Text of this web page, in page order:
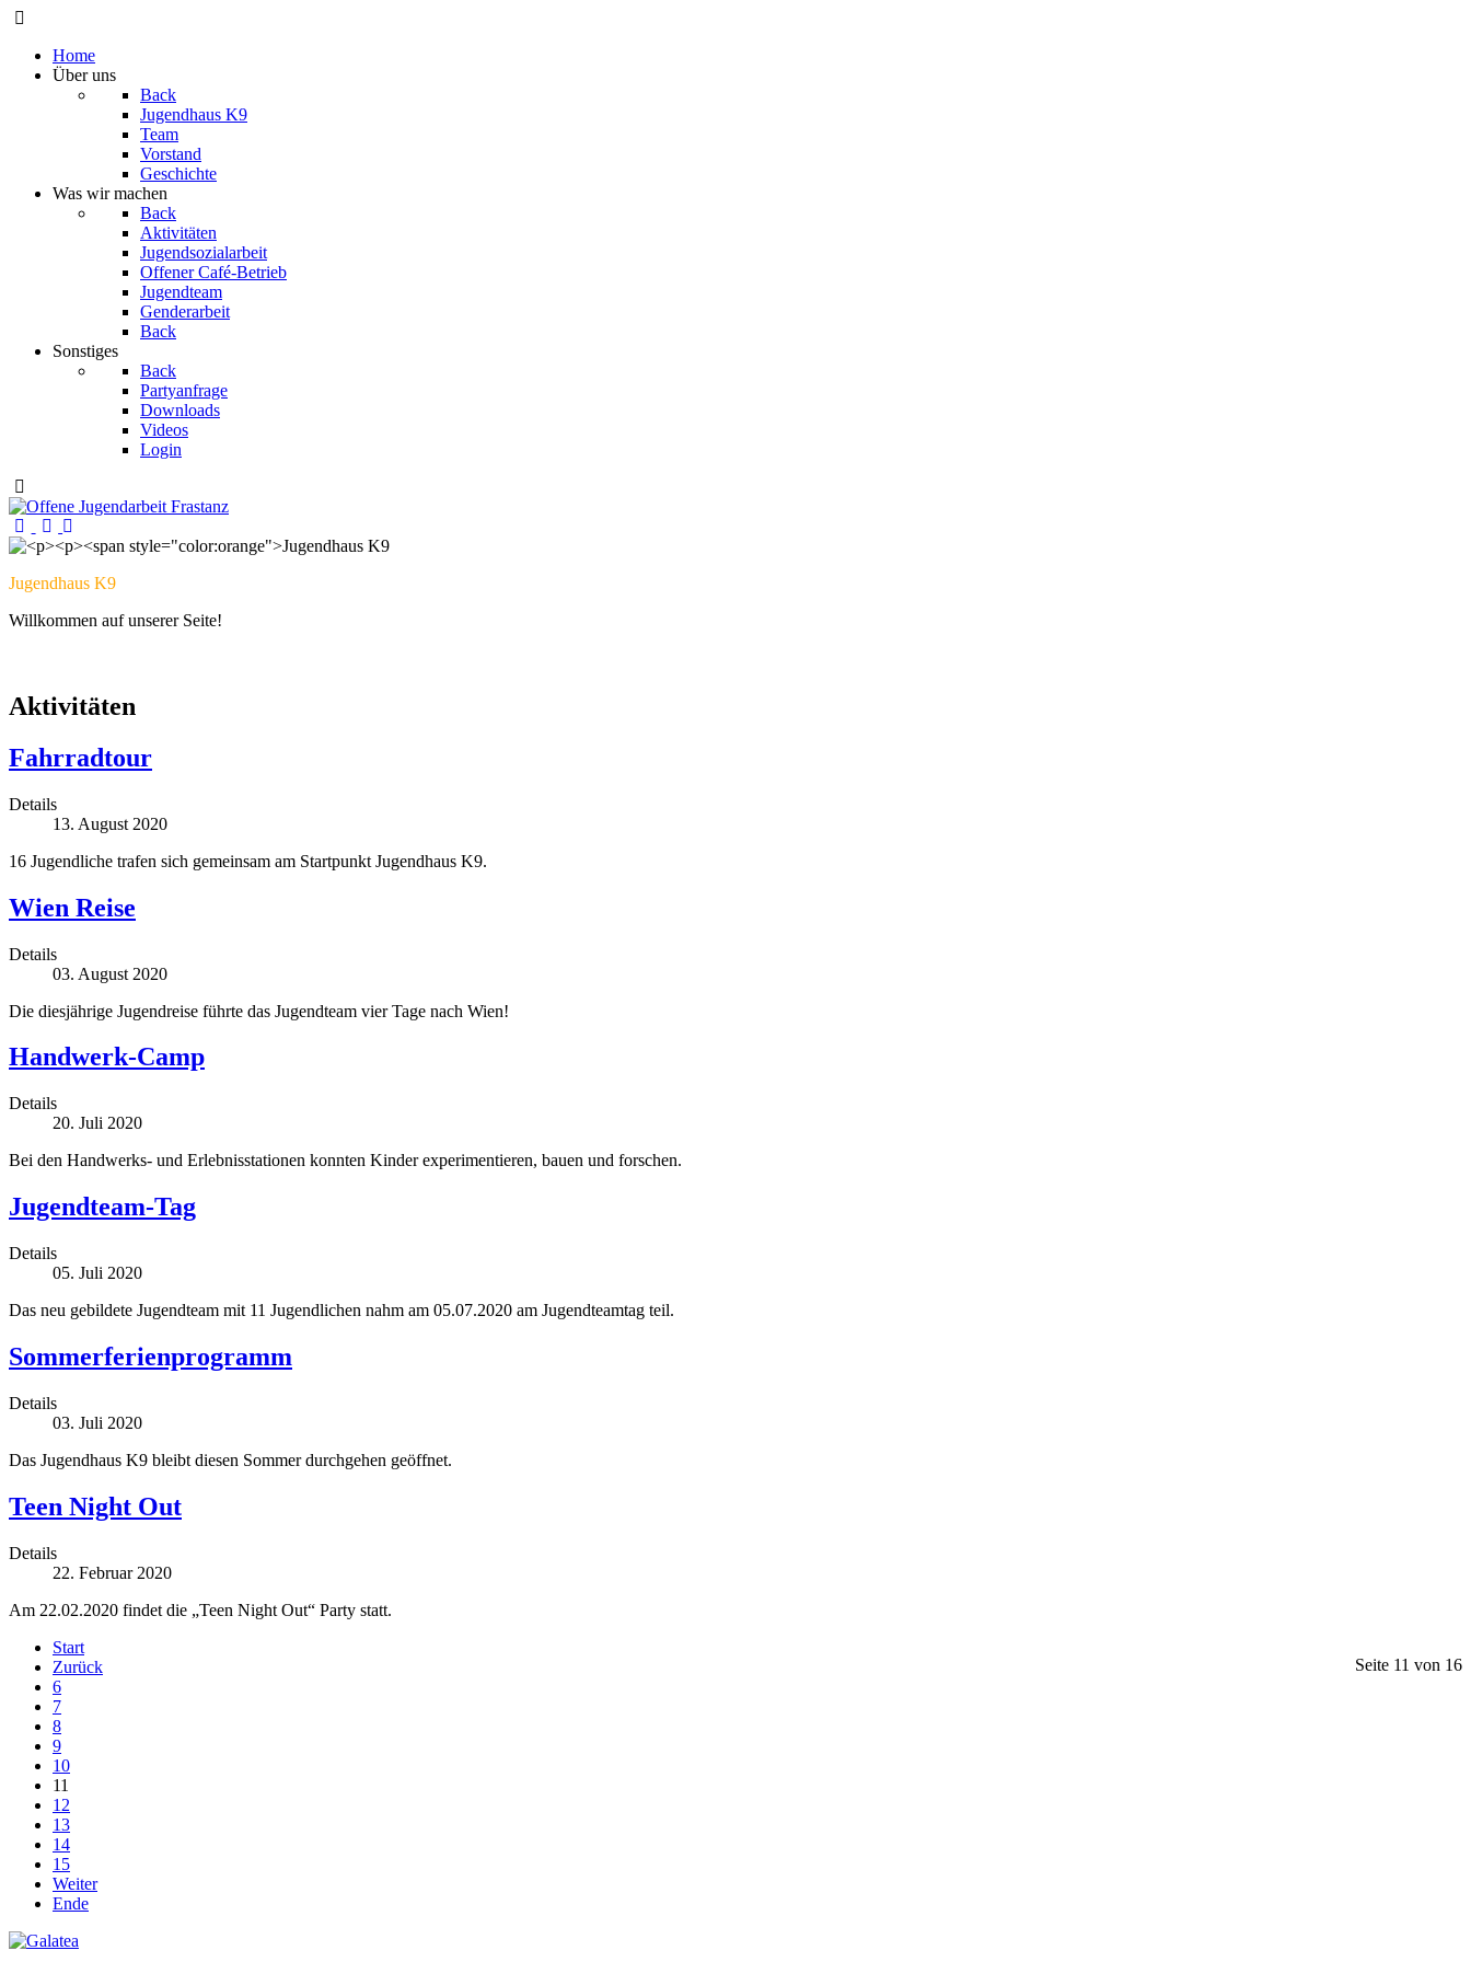
Home
Über uns
Back
Jugendhaus K9
Team
Vorstand
Geschichte
Was wir machen
Back
Aktivitäten
Jugendsozialarbeit
Offener Café-Betrieb
Jugendteam
Genderarbeit
Back
Sonstiges
Back
Partyanfrage
Downloads
Videos
Login
Jugendhaus K9
Willkommen auf unserer Seite!
Aktivitäten
Fahrradtour
Details
13. August 2020
16 Jugendliche trafen sich gemeinsam am Startpunkt Jugendhaus K9.
Wien Reise
Details
03. August 2020
Die diesjährige Jugendreise führte das Jugendteam vier Tage nach Wien!
Handwerk-Camp
Details
20. Juli 2020
Bei den Handwerks- und Erlebnisstationen konnten Kinder experimentieren, bauen und forschen.
Jugendteam-Tag
Details
05. Juli 2020
Das neu gebildete Jugendteam mit 11 Jugendlichen nahm am 05.07.2020 am Jugendteamtag teil.
Sommerferienprogramm
Details
03. Juli 2020
Das Jugendhaus K9 bleibt diesen Sommer durchgehen geöffnet.
Teen Night Out
Details
22. Februar 2020
Am 22.02.2020 findet die „Teen Night Out“ Party statt.
Seite 11 von 16
Start
Zurück
6
7
8
9
10
11
12
13
14
15
Weiter
Ende